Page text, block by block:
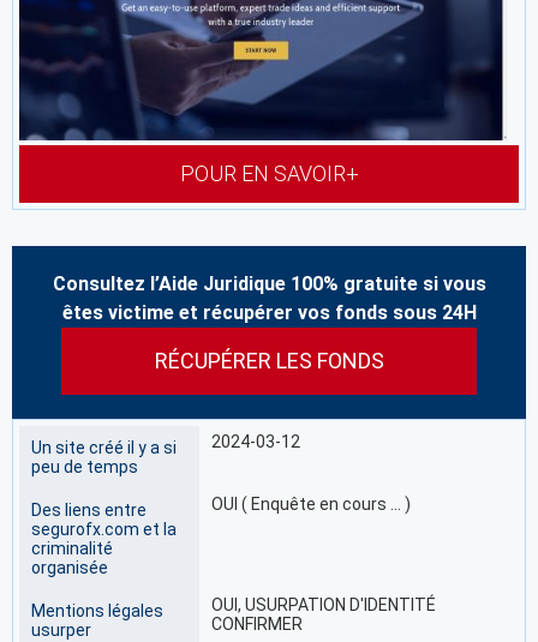
POUR EN SAVOIR+
Consultez l’Aide Juridique 100% gratuite si vous
êtes victime et récupérer vos fonds sous 24H
RÉCUPÉRER LES FONDS
Un site créé il y a si
peu de temps
2024-03-12
Des liens entre
segurofx.com et la
criminalité
organisée
OUI ( Enquête en cours … )
Mentions légales
usurper
OUI, USURPATION D'IDENTITÉ
CONFIRMER